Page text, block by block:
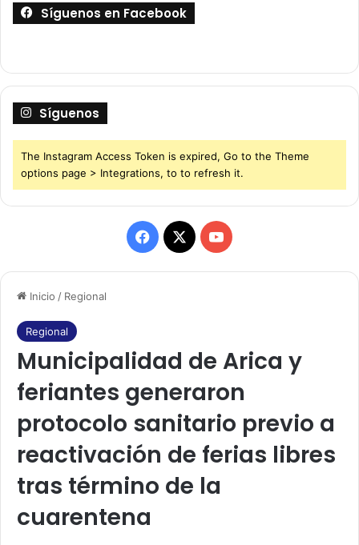
Inicio / Regional
Regional
Municipalidad de Arica y
feriantes generaron
protocolo sanitario previo a
reactivación de ferias libres
tras término de la
cuarentena
Síguenos en Facebook
Síguenos
The Instagram Access Token is expired, Go to the Theme
options page > Integrations, to to refresh it.
F
a
b
o
o
k
X
Y
o
u
b
e